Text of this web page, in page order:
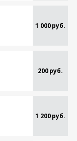
1 000 руб.
200 руб.
1 200 руб.